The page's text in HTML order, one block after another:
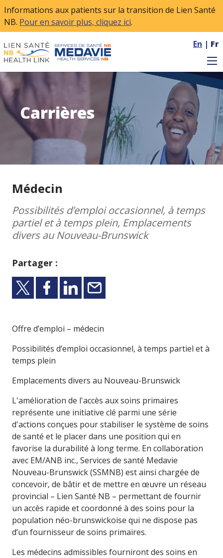
Skip to main content
Informations aux patients sur la transition de Lien Santé
NB. Pour en savoir plus, cliquez ici.
En | Fr
Carrières
Médecin
Possibilités d’emploi occasionnel, à temps
partiel et à temps plein, Emplacements
divers au Nouveau-Brunswick
Partager :
Partager sur XPartager sur Facebook
Partager sur LinkedIn
Offre d’emploi – médecin
Possibilités d’emploi occasionnel, à temps partiel et à
temps plein
Emplacements divers au Nouveau-Brunswick
L'amélioration de l'accès aux soins primaires
représente une initiative clé parmi une série
d'actions conçues pour stabiliser le système de soins
de santé et le placer dans une position qui en
favorise la durabilité à long terme. En collaboration
avec EM/ANB inc., Services de santé Medavie
Nouveau-Brunswick (SSMNB) est ainsi chargée de
concevoir, de bâtir et de mettre en œuvre un réseau
provincial – Lien Santé NB – permettant de fournir
un accès rapide et coordonné à des soins pour la
population néo-brunswickoise qui ne dispose pas
d’un fournisseur de soins primaires.
Les médecins admissibles fourniront des soins en